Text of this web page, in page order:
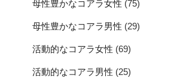
母性豊かなコアラ女性 (75)
母性豊かなコアラ男性 (29)
活動的なコアラ女性 (69)
活動的なコアラ男性 (25)